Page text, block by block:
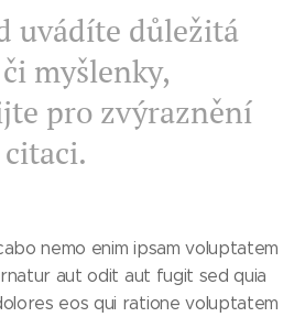
uvádíte důležitá
myšlenky,
pro zvýraznění
nemo enim ipsam voluptatem
aut odit aut fugit sed quia
eos qui ratione voluptatem